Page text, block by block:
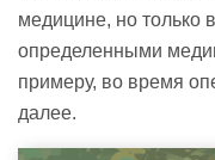
медицине, но только
определенными
примеру, во время
далее.